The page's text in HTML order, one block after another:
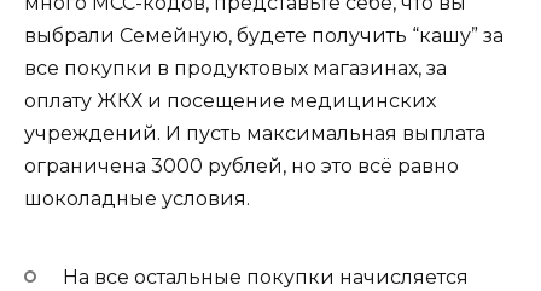
выбрали Семейную, будете получить “кашу” за
все покупки в продуктовых магазинах, за
оплату ЖКХ и посещение медицинских
учреждений. И пусть максимальная выплата
ограничена 3000 рублей, но это всё равно
шоколадные условия.
На все остальные покупки начисляется